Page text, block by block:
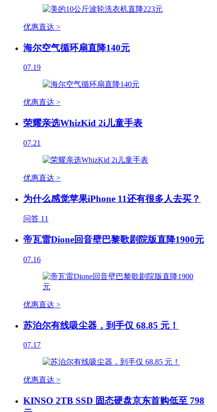
优惠直达 >
海尔空气循环扇直降140元
07.19
优惠直达 >
荣耀亲选WhizKid 2i儿童手表
07.21
优惠直达 >
为什么感觉苹果iPhone 11还有很多人去买？
问答 11
帝瓦雷Dione回音壁巴黎歌剧院版直降1900元
07.16
优惠直达 >
苏泊尔有线吸尘器，到手仅 68.85 元！
07.17
优惠直达 >
KINSO 2TB SSD 固态硬盘京东首购低至 798